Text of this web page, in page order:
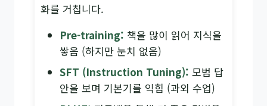
화를 거칩니다.
Pre-training: 책을 많이 읽어 지식을
쌓음 (하지만 눈치 없음)
SFT (Instruction Tuning): 모범 답
안을 보며 기본기를 익힘 (과외 수업)